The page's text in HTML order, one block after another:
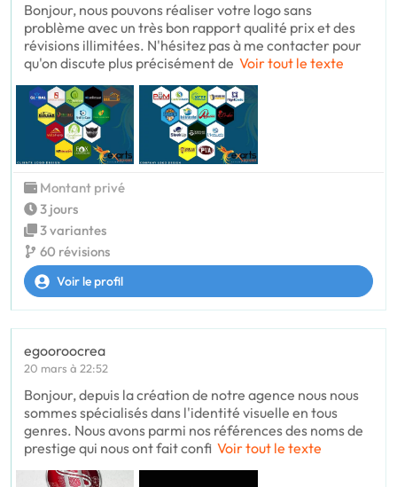
Bonjour, nous pouvons réaliser votre logo sans
problème avec un très bon rapport qualité prix et des
révisions illimitées. N'hésitez pas à me contacter pour
qu'on discute plus précisément de Voir tout le texte
Montant privé
3 jours
3 variantes
60 révisions
Voir le profil
egooroocrea
20 mars à 22:52
Bonjour, depuis la création de notre agence nous nous
sommes spécialisés dans l'identité visuelle en tous
genres. Nous avons parmi nos références des noms de
prestige qui nous ont fait confi Voir tout le texte